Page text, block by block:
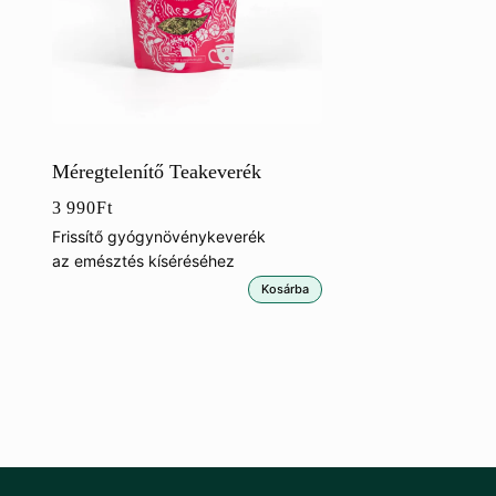
Méregtelenítő Teakeverék
3 990Ft
Frissítő gyógynövénykeverék
az emésztés kíséréséhez
Kosárba